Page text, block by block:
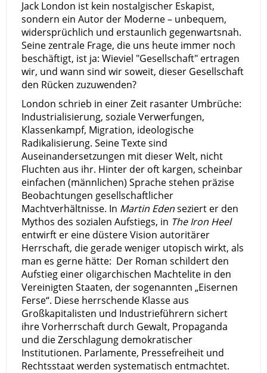
Jack London ist kein nostalgischer Eskapist,
sondern ein Autor der Moderne – unbequem,
widersprüchlich und erstaunlich gegenwartsnah.
Seine zentrale Frage, die uns heute immer noch
beschäftigt, ist ja: Wieviel "Gesellschaft" ertragen
wir, und wann sind wir soweit, dieser Gesellschaft
den Rücken zuzuwenden?
London schrieb in einer Zeit rasanter Umbrüche:
Industrialisierung, soziale Verwerfungen,
Klassenkampf, Migration, ideologische
Radikalisierung. Seine Texte sind
Auseinandersetzungen mit dieser Welt, nicht
Fluchten aus ihr. Hinter der oft kargen, scheinbar
einfachen (männlichen) Sprache stehen präzise
Beobachtungen gesellschaftlicher
Machtverhältnisse. In Martin Edenseziert er den
Mythos des sozialen Aufstiegs, in The Iron Heel
entwirft er eine düstere Vision autoritärer
Herrschaft, die gerade weniger utopisch wirkt, als
man es gerne hätte: Der Roman schildert den
Aufstieg einer oligarchischen Machtelite in den
Vereinigten Staaten, der sogenannten „Eisernen
Ferse“. Diese herrschende Klasse aus
Großkapitalisten und Industrieführern sichert
ihre Vorherrschaft durch Gewalt, Propaganda
und die Zerschlagung demokratischer
Institutionen. Parlamente, Pressefreiheit und
Rechtsstaat werden systematisch entmachtet.